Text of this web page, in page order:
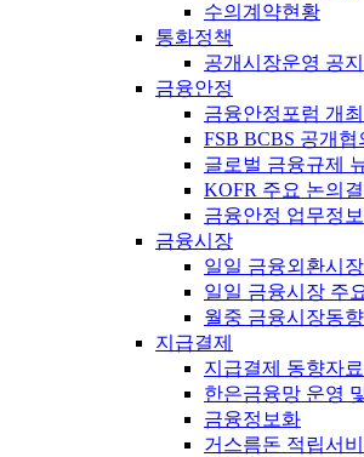
수의계약현황
통화정책
공개시장운영 공지
금융안정
금융안정포럼 개
FSB BCBS 공개협
글로벌 금융규제
KOFR 주요 논의
금융안정 업무정보
금융시장
일일 금융외환시
일일 금융시장 주
월중 금융시장동향
지급결제
지급결제 동향자료
한은금융망 운영
금융정보화
거스름돈 적립서